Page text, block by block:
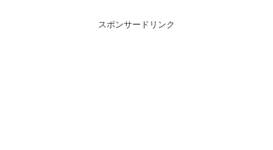
スポンサードリンク